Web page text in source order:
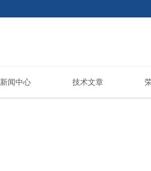
新闻中心 技术文章